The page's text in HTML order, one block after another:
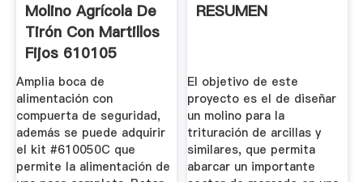
Molino Agrícola De
Tirón Con Martillos
Fijos 610105
Amplia boca de
alimentación con
compuerta de seguridad,
además se puede adquirir
el kit #610050C que
permite la alimentación de
RESUMEN
El objetivo de este
proyecto es el de diseñar
un molino para la
trituración de arcillas y
similares, que permita
abarcar un importante